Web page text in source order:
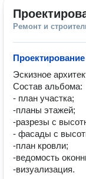
Ремонт и
Эскизное
Состав альбома:
- план участка;
-планы этажей;
-разрезы с
- фасады с
-план кровли;
-ведомость